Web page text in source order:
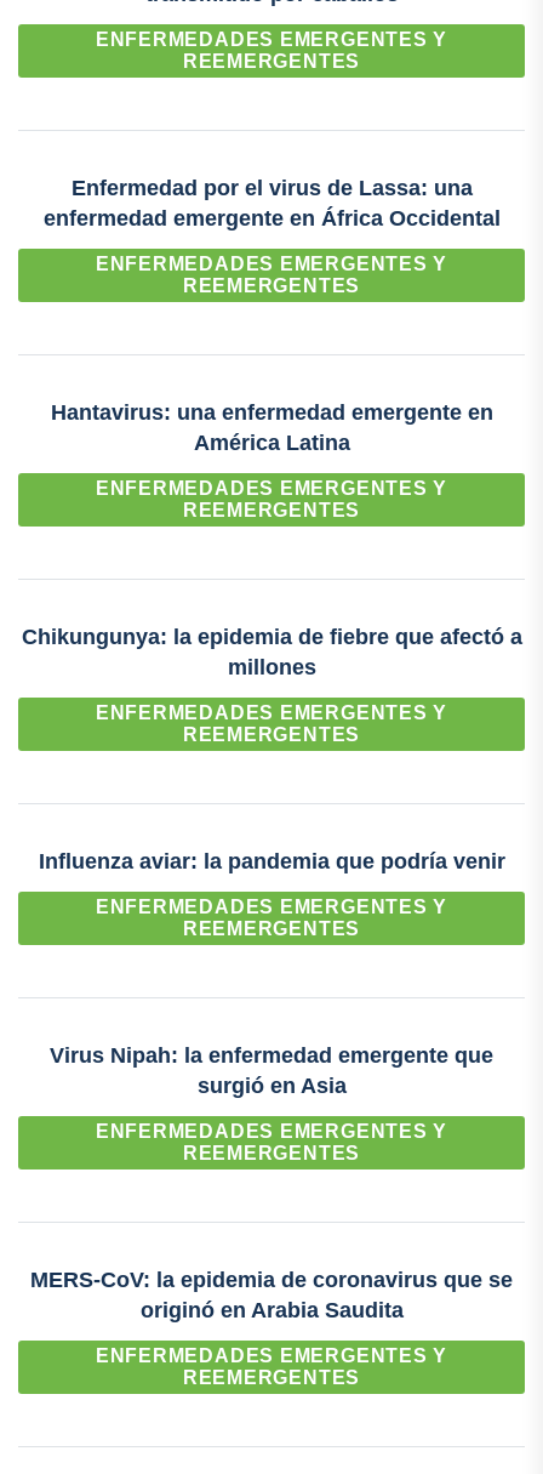
ENFERMEDADES EMERGENTES Y
REEMERGENTES
Enfermedad por el virus de Lassa: una
enfermedad emergente en África Occidental
ENFERMEDADES EMERGENTES Y
REEMERGENTES
Hantavirus: una enfermedad emergente en
América Latina
ENFERMEDADES EMERGENTES Y
REEMERGENTES
Chikungunya: la epidemia de fiebre que afectó a
millones
ENFERMEDADES EMERGENTES Y
REEMERGENTES
Influenza aviar: la pandemia que podría venir
ENFERMEDADES EMERGENTES Y
REEMERGENTES
Virus Nipah: la enfermedad emergente que
surgió en Asia
ENFERMEDADES EMERGENTES Y
REEMERGENTES
MERS-CoV: la epidemia de coronavirus que se
originó en Arabia Saudita
ENFERMEDADES EMERGENTES Y
REEMERGENTES